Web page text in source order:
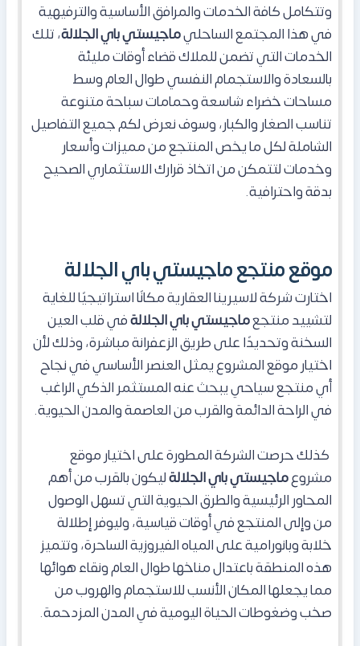
وتتكامل كافة الخدمات والمرافق الأساسية والترفيهية
في هذا المجتمع الساحليماجيستي باي الجلالة، تلك
الخدمات التي تضمن للملاك قضاء أوقات مليئة
بالسعادة والاستجمام النفسي طوال العام وسط
مساحات خضراء شاسعة وحمامات سباحة متنوعة
تناسب الصغار والكبار، وسوف نعرض لكم جميع التفاصيل
الشاملة لكل ما يخص المنتجع من مميزات وأسعار
وخدمات لتتمكن من اتخاذ قرارك الاستثماري الصحيح
بدقة واحترافية.
موقع منتجع ماجيستي باي الجلالة
اختارت شركة لاسيرينا العقارية مكانًا استراتيجيًا للغاية
لتشييد منتجعماجيستي باي الجلالةفي قلب العين
السخنة وتحديدًا على طريق الزعفرانة مباشرة، وذلك لأن
اختيار موقع المشروع يمثل العنصر الأساسي في نجاح
أي منتجع سياحي يبحث عنه المستثمر الذكي الراغب
في الراحة الدائمة والقرب من العاصمة والمدن الحيوية.
كذلك حرصت الشركة المطورة على اختيار موقع
مشروعماجيستي باي الجلالةليكون بالقرب من أهم
المحاور الرئيسية والطرق الحيوية التي تسهل الوصول
من وإلى المنتجع في أوقات قياسية، وليوفر إطلالة
خلابة وبانورامية على المياه الفيروزية الساحرة، وتتميز
هذه المنطقة باعتدال مناخها طوال العام ونقاء هوائها
مما يجعلها المكان الأنسب للاستجمام والهروب من
صخب وضغوطات الحياة اليومية في المدن المزدحمة.